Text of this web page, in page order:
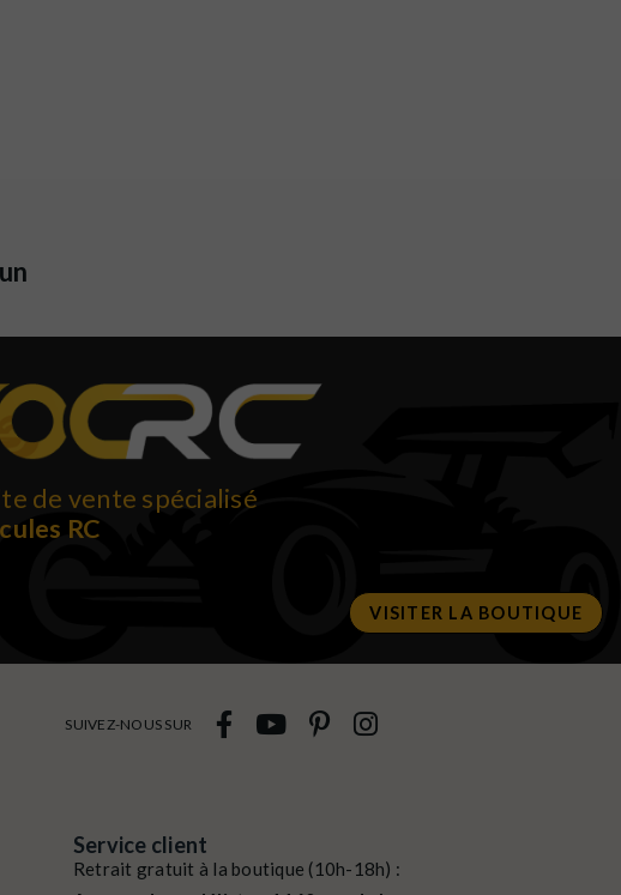
de vente spécialisé
RC
VISITER LA BOUTIQUE
SUIVEZ-NOUS SUR
Service client
Retrait gratuit à la boutique (10h-18h) :